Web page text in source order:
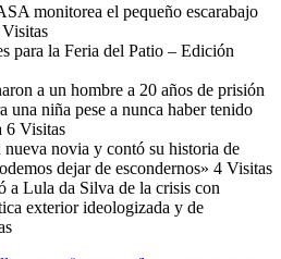
monitorea el pequeño escarabajo
para la Feria del Patio – Edición
a un hombre a 20 años de prisión
una niña pese a nunca haber tenido
6 Visitas
nueva novia y contó su historia de
dejar de escondernos» 4 Visitas
a Lula da Silva de la crisis con
exterior ideologizada y de